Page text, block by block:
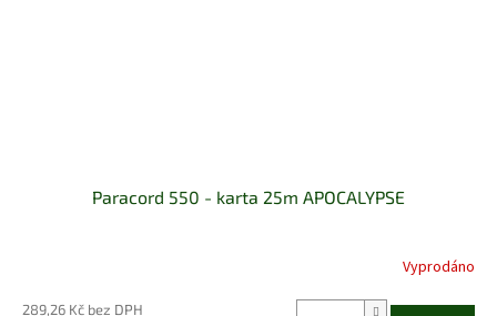
Paracord 550 - karta 25m APOCALYPSE
Vyprodáno
289,26 Kč bez DPH